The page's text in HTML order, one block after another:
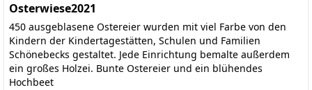
Osterwiese2021
450 ausgeblasene Ostereier wurden mit viel Farbe von den
Kindern der Kindertagestätten, Schulen und Familien
Schönebecks gestaltet. Jede Einrichtung bemalte außerdem
ein großes Holzei. Bunte Ostereier und ein blühendes
Hochbeet